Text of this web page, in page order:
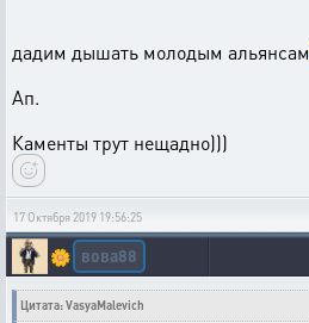
дадим дышать молодым альянсам
Ап.
Каменты трут нещадно)))
17 Октября 2019 19:56:25
🌼 вова88
Цитата: VasyaMalevich